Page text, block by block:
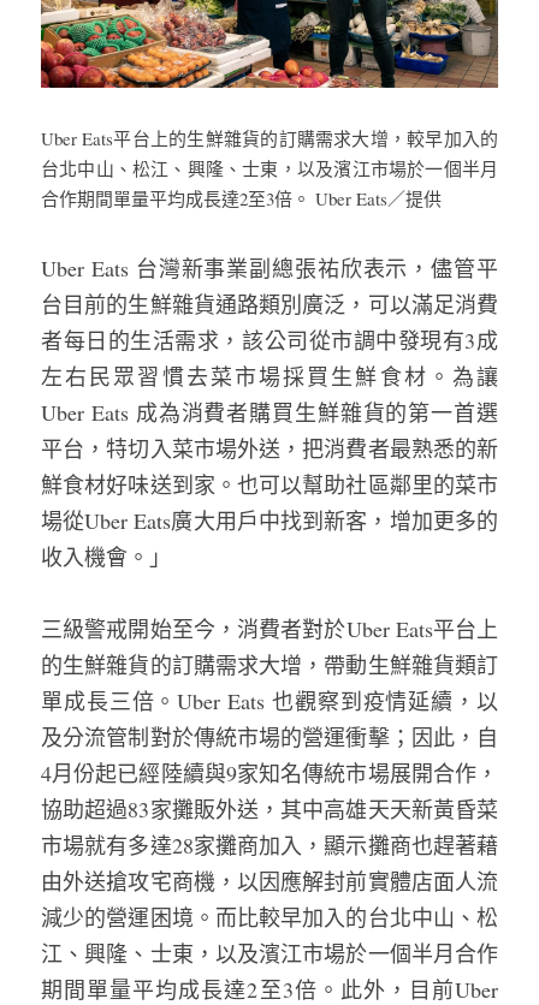
Uber Eats平台上的生鮮雜貨的訂購需求大增，較早加入的
台北中山、松江、興隆、士東，以及濱江市場於一個半月
合作期間單量平均成長達2至3倍。 Uber Eats／提供
Uber Eats 台灣新事業副總張祐欣表示，儘管平
台目前的生鮮雜貨通路類別廣泛，可以滿足消費
者每日的生活需求，該公司從市調中發現有3成
左右民眾習慣去菜市場採買生鮮食材。為讓
Uber Eats 成為消費者購買生鮮雜貨的第一首選
平台，特切入菜市場外送，把消費者最熟悉的新
鮮食材好味送到家。也可以幫助社區鄰里的菜市
場從Uber Eats廣大用戶中找到新客，增加更多的
收入機會。」
三級警戒開始至今，消費者對於Uber Eats平台上
的生鮮雜貨的訂購需求大增，帶動生鮮雜貨類訂
單成長三倍。Uber Eats 也觀察到疫情延續，以
及分流管制對於傳統市場的營運衝擊；因此，自
4月份起已經陸續與9家知名傳統市場展開合作，
協助超過83家攤販外送，其中高雄天天新黃昏菜
市場就有多達28家攤商加入，顯示攤商也趕著藉
由外送搶攻宅商機，以因應解封前實體店面人流
減少的營運困境。而比較早加入的台北中山、松
江、興隆、士東，以及濱江市場於一個半月合作
期間單量平均成長達2至3倍。此外，目前Uber